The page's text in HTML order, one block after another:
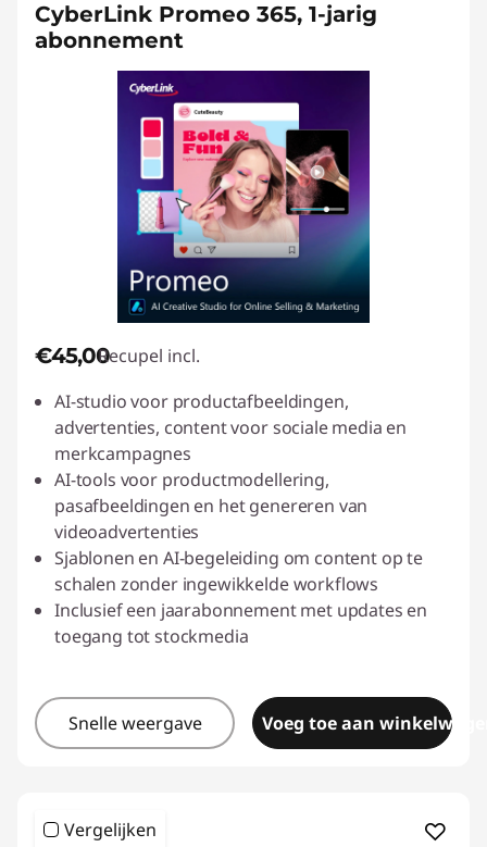
CyberLink Promeo 365, 1-jarig
abonnement
€45,00Recupel incl.
AI-studio voor productafbeeldingen,
advertenties, content voor sociale media en
merkcampagnes
AI-tools voor productmodellering,
pasafbeeldingen en het genereren van
videoadvertenties
Sjablonen en AI-begeleiding om content op te
schalen zonder ingewikkelde workflows
Inclusief een jaarabonnement met updates en
toegang tot stockmedia
Snelle weergave Voeg toe aan
Vergelijken